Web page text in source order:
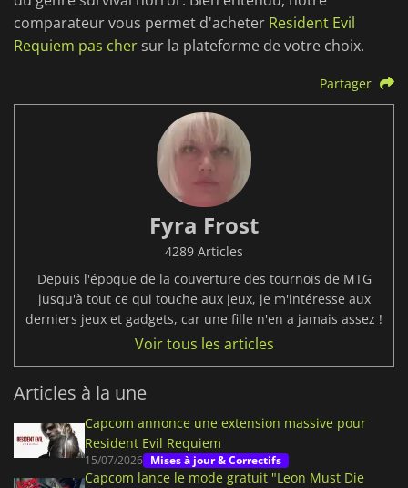
comparateur vous permet d'acheter Resident Evil
Requiem pas cher sur la plateforme de votre choix.
Partager
Fyra Frost
4289 Articles
Depuis l'époque de la couverture des tournois de MTG
jusqu'à tout ce qui touche aux jeux, je m'intéresse aux
derniers jeux et gadgets, car une fille n'en a jamais assez !
Voir tous les articles
Articles à la une
Capcom annonce une extension massive pour
Resident Evil Requiem
15/07/2026 Mises à jour & Correctifs
Capcom lance le mode gratuit "Leon Must Die